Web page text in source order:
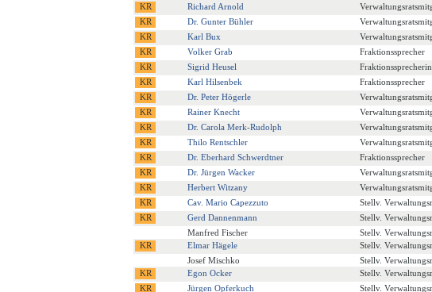
Richard Arnold
Dr. Gunter Bühler
Karl Bux
Volker Grab
Fraktionssprecher
Sigrid Heusel
Fraktionssprecherin
Karl Hilsenbek
Fraktionssprecher
Dr. Peter Högerle
Rainer Knecht
Dr. Carola Merk-Rudolph
Thilo Rentschler
Dr. Eberhard Schwerdtner
Fraktionssprecher
Dr. Jürgen Wacker
Herbert Witzany
Cav. Mario Capezzuto
Stellv.
Gerd Dannenmann
Stellv.
Manfred Fischer
Stellv.
Elmar Hägele
Stellv.
Josef Mischko
Stellv.
Egon Ocker
Stellv.
Jürgen Opferkuch
Stellv.